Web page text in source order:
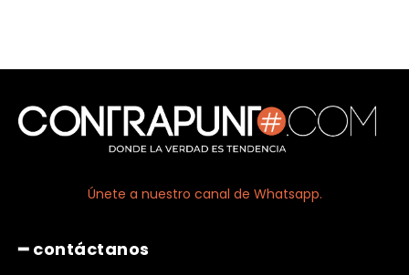
Únete a nuestro canal de Whatsapp.
━ contáctanos